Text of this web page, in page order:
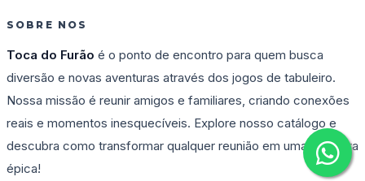
SOBRE NOS
Toca do Furão é o ponto de encontro para quem busca
diversão e novas aventuras através dos jogos de tabuleiro.
Nossa missão é reunir amigos e familiares, criando conexões
reais e momentos inesquecíveis. Explore nosso catálogo e
descubra como transformar qualquer reunião em uma aventura
épica!